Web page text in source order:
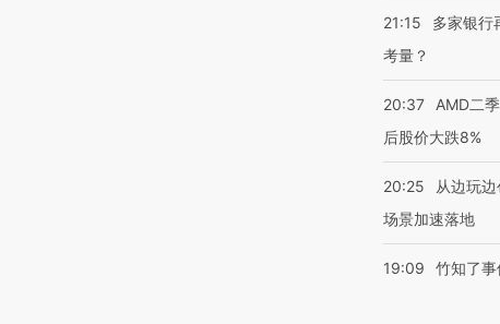
21:15
多家银行
考量？
20:37
AMD二
后股价大跌8%
20:25
从边玩
场景加速落地
19:09 竹知了